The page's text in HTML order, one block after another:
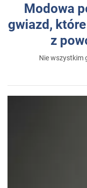
Modowa
gwiazd,
z
Nie wszystkim